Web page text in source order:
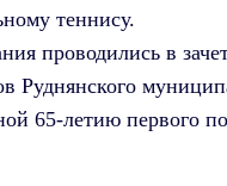
теннису.
проводились в
Руднянского
65-летию первого